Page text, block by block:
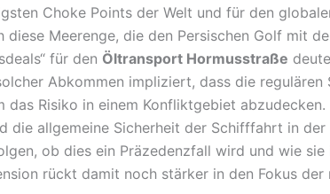
Choke Points der Welt und für den
Meerenge, die den Persischen Golf mit
für den Öltransport Hormusstraße
Abkommen impliziert, dass die regulären
das Risiko in einem Konfliktgebiet
die allgemeine Sicherheit der Schifffahrt in
ob dies ein Präzedenzfall wird und wie
rückt damit noch stärker in den Fokus